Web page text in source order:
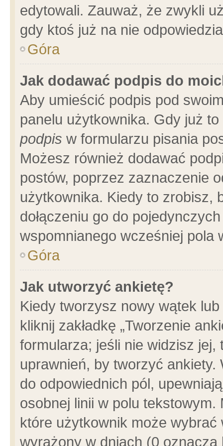
edytowali. Zauważ, że zwykli
gdy ktoś już na nie
Góra
Jak dodawać podpis do
Aby umieścić podpis pod
panelu użytkownika. Gdy już
podpis w formularzu pisania
Możesz również dodawać
postów, poprzez zaznaczenie
użytkownika. Kiedy to zrobisz,
dołączeniu go do
wspomnianego wcześniej pola
Góra
Jak utworzyć ankietę?
Kiedy tworzysz nowy wątek
kliknij zakładkę „Tworzenie
formularza; jeśli nie widzisz
uprawnień, by tworzyć ankiety.
do odpowiednich pól,
osobnej linii w polu
które użytkownik może
wyrażony w dniach (0